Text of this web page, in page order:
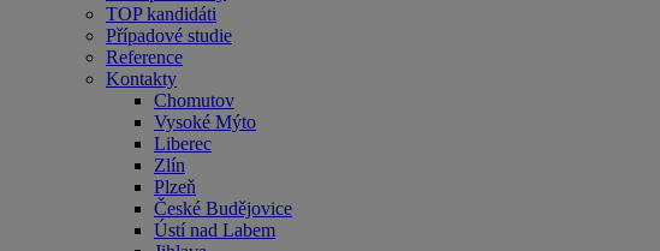
TOP kandidáti
Případové studie
Reference
Kontakty
Chomutov
Vysoké Mýto
Liberec
Zlín
Plzeň
České Budějovice
Ústí nad Labem